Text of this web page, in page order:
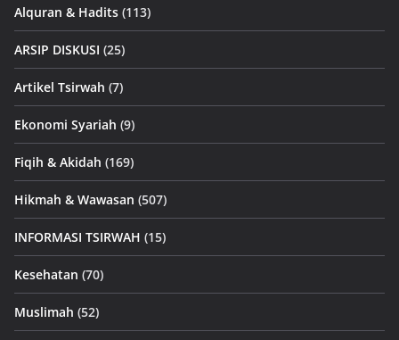
Alquran & Hadits (113)
ARSIP DISKUSI (25)
Artikel Tsirwah (7)
Ekonomi Syariah (9)
Fiqih & Akidah (169)
Hikmah & Wawasan (507)
INFORMASI TSIRWAH (15)
Kesehatan (70)
Muslimah (52)